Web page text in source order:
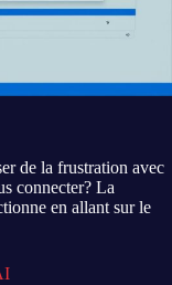
de la frustration avec
connecter? La
en allant sur le